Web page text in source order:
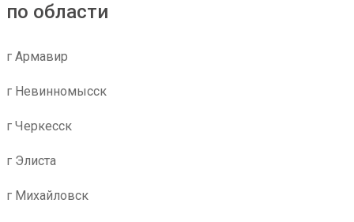
по области
г Армавир
г Невинномысск
г Черкесск
г Элиста
г Михайловск